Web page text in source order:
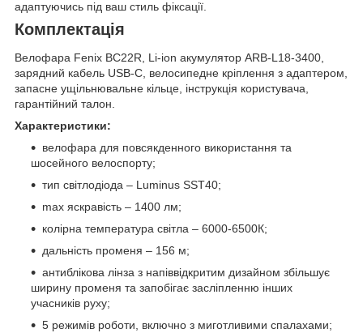
адаптуючись під ваш стиль фіксації.
Комплектація
Велофара Fenix BC22R, Li-ion акумулятор ARB-L18-3400,
зарядний кабель USB-C, велосипедне кріплення з адаптером,
запасне ущільнювальне кільце, інструкція користувача,
гарантійний талон.
Характеристики:
велофара для повсякденного використання та
шосейного велоспорту;
тип світлодіода – Luminus SST40;
max яскравість – 1400 лм;
колірна температура світла – 6000-6500К;
дальність променя – 156 м;
антиблікова лінза з напіввідкритим дизайном збільшує
ширину променя та запобігає засліпленню інших
учасників руху;
5 режимів роботи, включно з миготливими спалахами;